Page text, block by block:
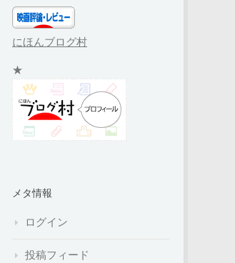
にほんブログ村
★
メタ情報
ログイン
投稿フィード